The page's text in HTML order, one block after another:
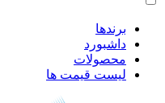
برندها
داشبورد
محصولات
لیست قیمت ها